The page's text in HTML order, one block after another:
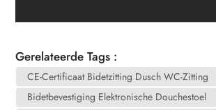
Gerelateerde Tags :
CE-Certificaat Bidetzitting Dusch WC-Zitting
Bidetbevestiging Elektronische Douchestoel